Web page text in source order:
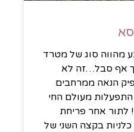
מהווה סוג של מטרד
אף סבל…זה לא
הנאה ממרחבים
התפעלות מעולם החי
לתור אחר פריחת
בקצה השני של